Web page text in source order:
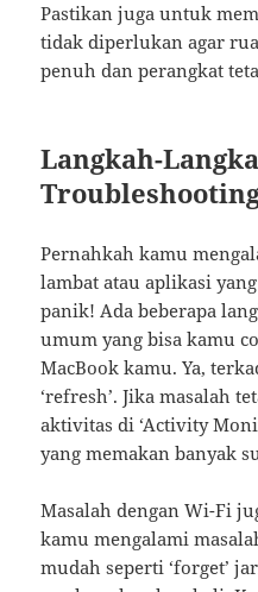
Pastikan juga untuk
tidak diperlukan agar
penuh dan perangkat
Langkah-
Pernahkah kamu
lambat atau aplikasi
panik! Ada beberapa
umum yang bisa kamu
MacBook kamu. Ya,
‘refresh’. Jika masalah
aktivitas di ‘Activity
yang memakan banyak
Masalah dengan Wi-Fi
kamu mengalami
mudah seperti ‘forget’